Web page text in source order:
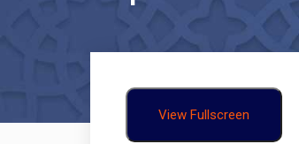
View Fullscreen